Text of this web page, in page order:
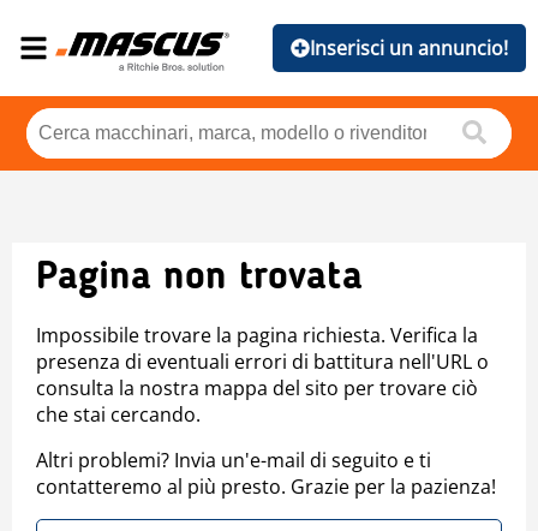
Inserisci un annuncio!
Pagina non trovata
Impossibile trovare la pagina richiesta. Verifica la
presenza di eventuali errori di battitura nell'URL o
consulta la nostra mappa del sito per trovare ciò
che stai cercando.
Altri problemi? Invia un'e-mail di seguito e ti
contatteremo al più presto. Grazie per la pazienza!